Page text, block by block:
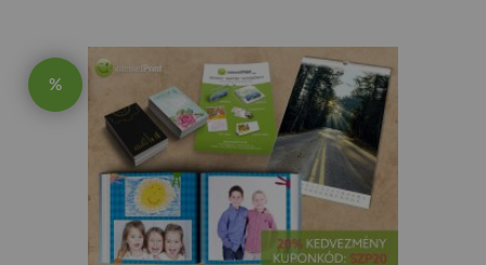
%